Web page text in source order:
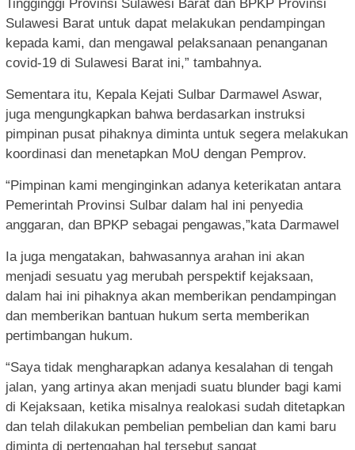
Tingginggi Provinsi Sulawesi Barat dan BPKP Provinsi
Sulawesi Barat untuk dapat melakukan pendampingan
kepada kami, dan mengawal pelaksanaan penanganan
covid-19 di Sulawesi Barat ini,” tambahnya.
Sementara itu, Kepala Kejati Sulbar Darmawel Aswar,
juga mengungkapkan bahwa berdasarkan instruksi
pimpinan pusat pihaknya diminta untuk segera melakukan
koordinasi dan menetapkan MoU dengan Pemprov.
“Pimpinan kami menginginkan adanya keterikatan antara
Pemerintah Provinsi Sulbar dalam hal ini penyedia
anggaran, dan BPKP sebagai pengawas,”kata Darmawel
Ia juga mengatakan, bahwasannya arahan ini akan
menjadi sesuatu yag merubah perspektif kejaksaan,
dalam hai ini pihaknya akan memberikan pendampingan
dan memberikan bantuan hukum serta memberikan
pertimbangan hukum.
“Saya tidak mengharapkan adanya kesalahan di tengah
jalan, yang artinya akan menjadi suatu blunder bagi kami
di Kejaksaan, ketika misalnya realokasi sudah ditetapkan
dan telah dilakukan pembelian pembelian dan kami baru
diminta di pertengahan hal tersebut sangat